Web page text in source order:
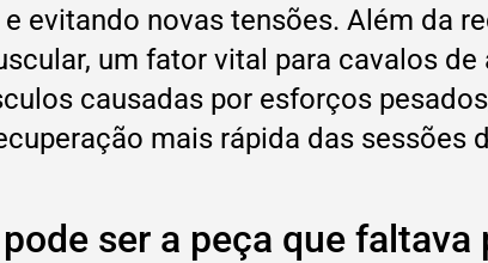
evitando novas tensões. Além da
um fator vital para cavalos
causadas por esforços
mais rápida das
ser a peça que